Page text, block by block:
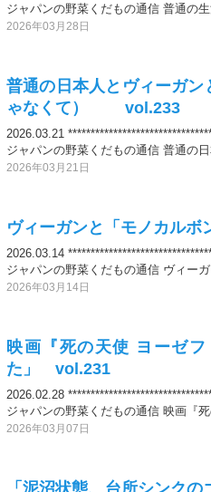
ジャパンの野菜くだもの通信 普通の
2026年03月28日
普通の日本人とヴィーガ
ゃなくて） vol.233
2026.03.21
ジャパンの野菜くだもの通信 普通の
2026年03月21日
ヴィーガンと「モノカル
2026.03.14
ジャパンの野菜くだもの通信 ヴィー
2026年03月14日
映画『死の天使 ヨーゼ
た」 vol.231
2026.02.28
ジャパンの野菜くだもの通信 映画『
2026年03月07日
「泥沼状態、台所シンク